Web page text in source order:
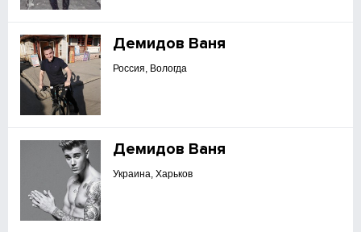
Демидов Ваня
Россия, Вологда
Демидов Ваня
Украина, Харьков